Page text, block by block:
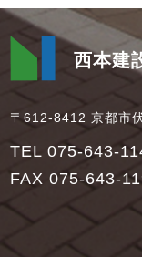
西本建
〒612-8412 京都市
TEL 075-643-
FAX 075-643-